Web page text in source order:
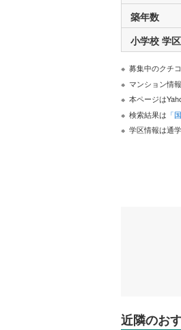
築年数
小学校 学区
募集中のクチ
マンション情
本ページは
検索結果は 「
学区情報は通
近隣のお